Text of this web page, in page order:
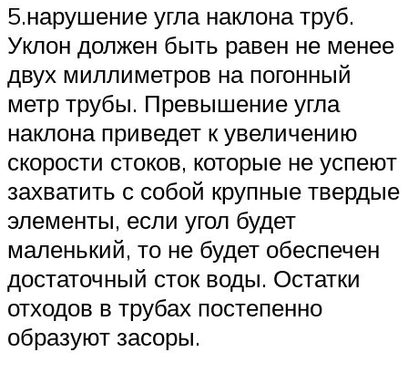
5.нарушение угла наклона труб.
Уклон должен быть равен не менее
двух миллиметров на погонный
метр трубы. Превышение угла
наклона приведет к увеличению
скорости стоков, которые не успеют
захватить с собой крупные твердые
элементы, если угол будет
маленький, то не будет обеспечен
достаточный сток воды. Остатки
отходов в трубах постепенно
образуют засоры.